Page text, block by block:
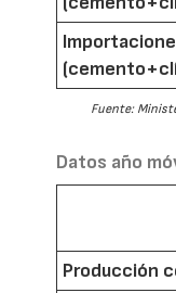
Fuente:
Datos año
Producción